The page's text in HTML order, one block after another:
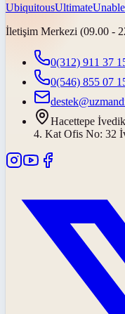
UbiquitousUltimateUnable
İletişim Merkezi (09.00 -
0(312) 911 37
0(546) 855 07
Hacettepe
4. Kat Ofis No: 32